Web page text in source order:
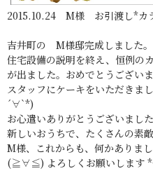
2015.10.24 M様 お引渡し*カ
吉井町の M様邸完成しました。
住宅設備の説明を終え、恒例の
が出ました。おめでとうございま
スタッフにケーキをいただきま
´∀`*)
お心遣いありがとうございま
新しいおうちで、たくさんの素
M様、これからも、何かありま
(≧∀≦) よろしくお願いします